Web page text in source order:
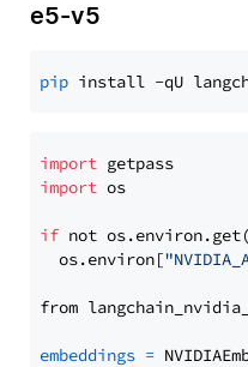
e5-v5
pip
import
import os
if not os.environ.get(
  os.environ[
from
embeddings =